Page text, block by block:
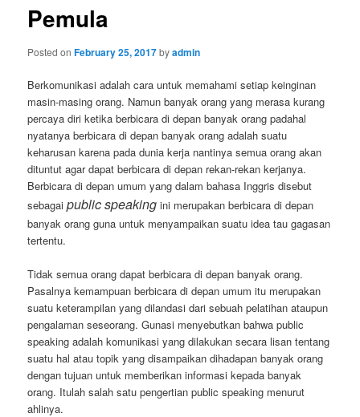
Pemula
Posted onFebruary 25, 2017byadmin
Berkomunikasi adalah cara untuk memahami setiap keinginan
masin-masing orang. Namun banyak orang yang merasa kurang
percaya diri ketika berbicara di depan banyak orang padahal
nyatanya berbicara di depan banyak orang adalah suatu
keharusan karena pada dunia kerja nantinya semua orang akan
dituntut agar dapat berbicara di depan rekan-rekan kerjanya.
Berbicara di depan umum yang dalam bahasa Inggris disebut
sebagaipublic speaking ini merupakan berbicara di depan
banyak orang guna untuk menyampaikan suatu idea tau gagasan
tertentu.
Tidak semua orang dapat berbicara di depan banyak orang.
Pasalnya kemampuan berbicara di depan umum itu merupakan
suatu keterampilan yang dilandasi dari sebuah pelatihan ataupun
pengalaman seseorang. Gunasi menyebutkan bahwa public
speaking adalah komunikasi yang dilakukan secara lisan tentang
suatu hal atau topik yang disampaikan dihadapan banyak orang
dengan tujuan untuk memberikan informasi kepada banyak
orang. Itulah salah satu pengertian public speaking menurut
ahlinya.